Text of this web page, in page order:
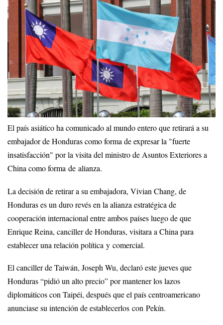
El país asiático ha comunicado al mundo entero que retirará a su
embajador de Honduras como forma de expresar la "fuerte
insatisfacción" por la visita del ministro de Asuntos Exteriores a
China como forma de alianza.
La decisión de retirar a su embajadora, Vivian Chang, de
Honduras es un duro revés en la alianza estratégica de
cooperación internacional entre ambos países luego de que
Enrique Reina, canciller de Honduras, visitara a China para
establecer una relación política y comercial.
El canciller de Taiwán, Joseph Wu, declaró este jueves que
Honduras “pidió un alto precio” por mantener los lazos
diplomáticos con Taipéi, después que el país centroamericano
anunciase su intención de establecerlos con Pekín.